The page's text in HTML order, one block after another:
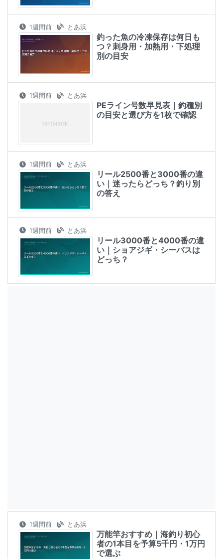
1週間前 とあ浜
釣った魚の冷凍保存は何日も
つ？刺身用・加熱用・下処理
別の目安
1週間前 とあ浜
PEライン号数早見表｜釣種別
の目安と選び方を1枚で確認
1週間前 とあ浜
リール2500番と3000番の違
い｜迷ったらどっち？釣り別
の答え
1週間前 とあ浜
リール3000番と4000番の違
い｜ショアジギ・シーバスは
どっち？
1週間前 とあ浜
万能竿おすすめ｜海釣り初心
者の1本目を予算5千円・1万円
で選ぶ